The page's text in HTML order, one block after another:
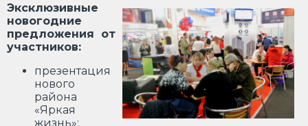
Эксклюзивные
новогодние
предложения от
участников:
презентация
нового
района
«Яркая
жизнь»;